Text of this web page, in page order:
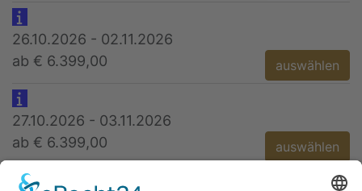
26.10.2026 - 02.11.2026
ab € 6.399,00
auswählen
27.10.2026 - 03.11.2026
ab € 6.399,00
auswählen